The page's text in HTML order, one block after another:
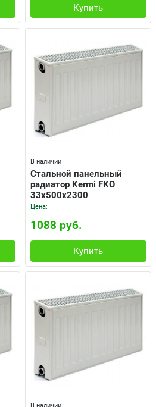
Купить
В наличии
Cтальной панельный
радиатор Kermi FKO
33x500x2300
Цена:
1088 руб.
Купить
В наличии